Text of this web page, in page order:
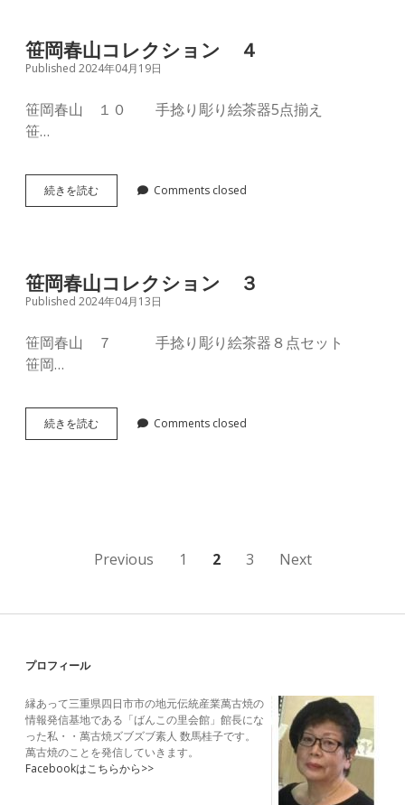
ク
シ
ン
５
笹岡春山コレクション ４
Published 2024年04月19日
笹岡春山 １０ 手捻り彫り絵茶器5点揃え
笹…
続きを読む笹
岡
ク
シ
ン
４
Comments closed
笹岡春山コレクション ３
Published 2024年04月13日
笹岡春山 ７ 手捻り彫り絵茶器８点セット
笹岡…
続きを読む笹
岡
ョ
ン
Comments closed
ペ
ー
ジ
送
Previous 1 2 3 Next
Sidebar
プロフィール
縁あって三重県四日市市の地元伝統産業萬古焼の
情報発信基地である「ばんこの里会館」館長にな
った私・・萬古焼ズブズブ素人 数馬桂子です。
萬古焼のことを発信していきます。
Facebookはこちらから>>